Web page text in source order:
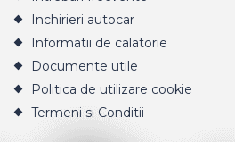
Inchirieri autocar
Informatii de calatorie
Documente utile
Politica de utilizare cookie
Termeni si Conditii